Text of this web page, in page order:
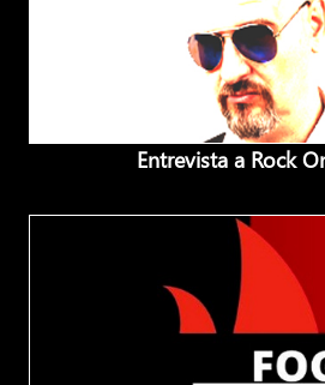
Entrevista a Rock